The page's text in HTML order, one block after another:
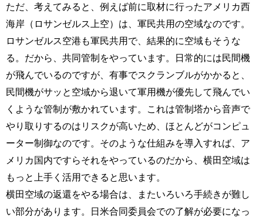
ただ、考えてみると、例えば前に取材に行ったアメリカ西
海岸（ロサンゼルス上空）は、軍民共用の空域なのです。
ロサンゼルス空港も軍民共用で、結果的に空域もそうな
る。だから、共同管制をやっています。日常的には民間機
が飛んでいるのですが、有事でスクランブルがかかると、
民間機がサッと空域から退いて軍用機が優先して飛んでい
くような管制が敷かれています。これは管制塔から音声で
やり取りするのはリスクが高いため、ほとんどがコンピュ
ーター制御なのです。そのような仕組みを導入すれば、ア
メリカ国内ですらそれをやっているのだから、横田空域は
もっと上手く活用できると思います。
横田空域の返還をやる場合は、またいろいろ手続きが難し
い部分があります。日米合同委員会での了解が必要になっ